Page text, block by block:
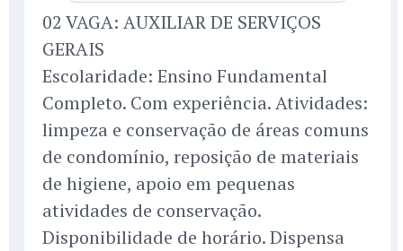
02 VAGA: AUXILIAR DE SERVIÇOS
GERAIS
Escolaridade: Ensino Fundamental
Completo. Com experiência. Atividades:
limpeza e conservação de áreas comuns
de condomínio, reposição de materiais
de higiene, apoio em pequenas
atividades de conservação.
Disponibilidade de horário. Dispensa